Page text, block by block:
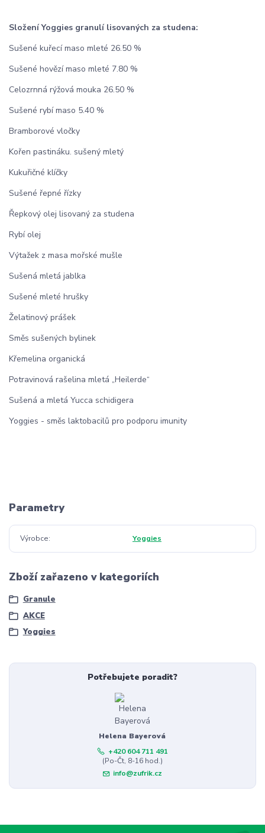
Složení Yoggies granulí lisovaných za studena:
Sušené kuřecí maso mleté 26.50 %
Sušené hovězí maso mleté 7.80 %
Celozrnná rýžová mouka 26.50 %
Sušené rybí maso 5.40 %
Bramborové vločky
Kořen pastináku. sušený mletý
Kukuřičné klíčky
Sušené řepné řízky
Řepkový olej lisovaný za studena
Rybí olej
Výtažek z masa mořské mušle
Sušená mletá jablka
Sušené mleté hrušky
Želatinový prášek
Směs sušených bylinek
Křemelina organická
Potravinová rašelina mletá „Heilerde“
Sušená a mletá Yucca schidigera
Yoggies - směs laktobacilů pro podporu imunity
Parametry
Výrobce Yoggies
Zboží zařazeno v kategoriích
Granule
AKCE
Yoggies
Potřebujete poradit?
Helena Bayerová
+420 604 711 491
(Po-Čt, 8-16 hod.)
info@zufrik.cz